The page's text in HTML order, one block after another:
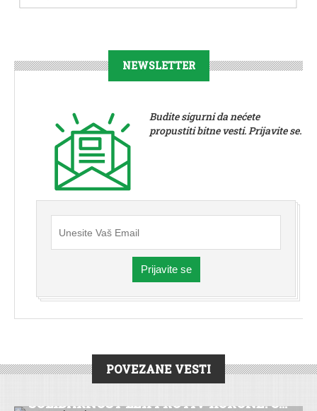
NEWSLETTER
Budite sigurni da nećete
propustiti bitne vesti. Prijavite se.
Prijavite se
POVEZANE VESTI
DRUŠTVO|VESTI| SREMSKA MITROVICA
SOLIDARNOST LEK PROTIV KORONE: O...